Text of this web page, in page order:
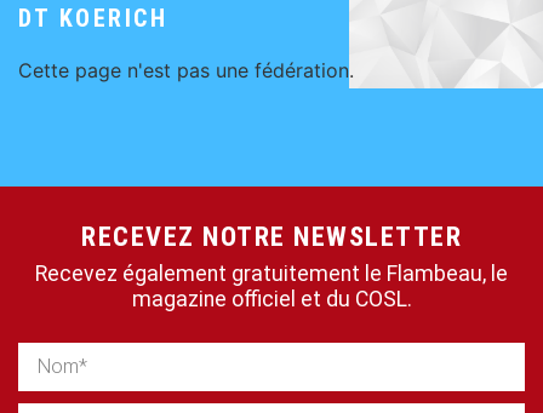
DT KOERICH
Cette page n'est pas une fédération.
RECEVEZ NOTRE NEWSLETTER
Recevez également gratuitement le Flambeau, le
magazine officiel et du COSL.